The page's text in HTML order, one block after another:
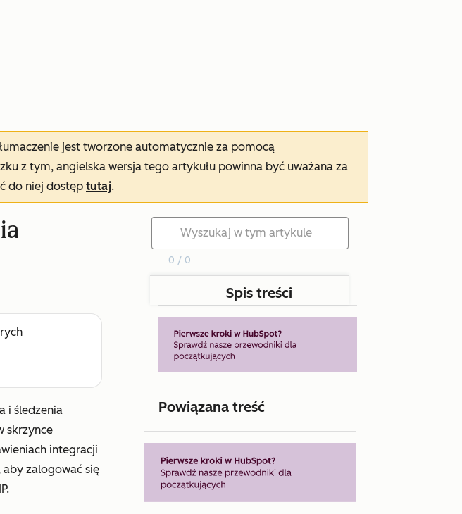
jest tworzone automatycznie za pomocą
z tym, angielska wersja tego artykułu powinna być uważana za
do niej dostęp tutaj.
i śledzenia
skrzynce
integracji
aby zalogować się
0 / 0
Spis treści
Powiązana treść